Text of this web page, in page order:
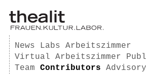
News Labs
Arbeitszimmer
Virtual Arbeitszimmer
Team
Contributors